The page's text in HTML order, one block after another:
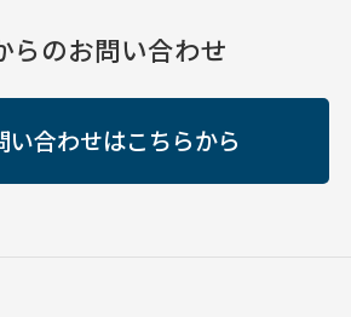
らのお問い合わせ
い合わせはこちらから